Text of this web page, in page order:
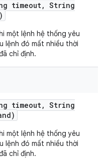
timeout, String
một lệnh hệ thống yêu
lệnh đó mất nhiều thời
chỉ định.
timeout, String
một lệnh hệ thống yêu
lệnh đó mất nhiều thời
chỉ định.